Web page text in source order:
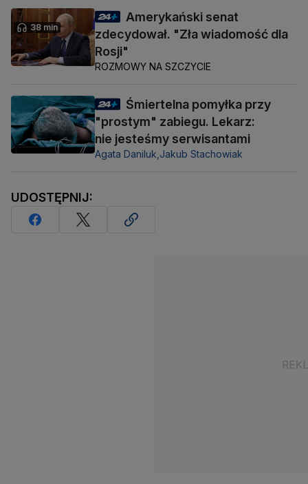
38 min
Amerykański senat
zdecydował. "Zła wiadomość dla
Rosji"
ROZMOWY NA SZCZYCIE
Śmiertelna pomyłka przy
"prostym" zabiegu. Lekarz:
nie jesteśmy serwisantami
Agata Daniluk, Jakub Stachowiak
UDOSTĘPNIJ: